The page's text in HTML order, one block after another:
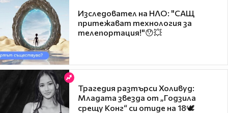
Изследовател на НЛО: "САЩ
притежават технология за
телепортация!"😯💥
Трагедия разтърси Холивуд:
Младата звезда от „Годзила
срещу Конг“ си отиде на 18🕊️